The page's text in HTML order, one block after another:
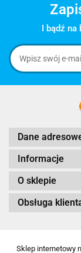
I bądź
Dane
Informacje
O sklepie
Obsługa
Sklep internetowy